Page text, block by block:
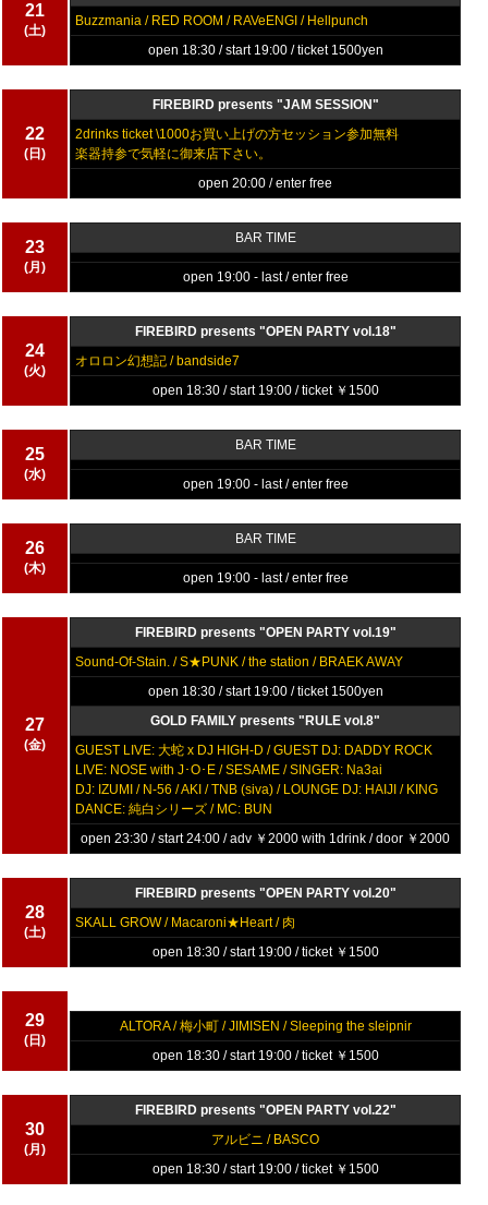
21
(土)
Buzzmania / RED ROOM / RAVeENGI / Hellpunch
open 18:30 / start 19:00 / ticket 1500yen
22
(日)
FIREBIRD presents "JAM SESSION"
2drinks ticket \1000お買い上げの方セッション参加無料
楽器持参で気軽に御来店下さい。
open 20:00 / enter free
23
(月)
BAR TIME
open 19:00 - last / enter free
24
(火)
FIREBIRD presents "OPEN PARTY vol.18"
オロロン幻想記 / bandside7
open 18:30 / start 19:00 / ticket ￥1500
25
(水)
BAR TIME
open 19:00 - last / enter free
26
(木)
BAR TIME
open 19:00 - last / enter free
27
(金)
FIREBIRD presents "OPEN PARTY vol.19"
Sound-Of-Stain. / S★PUNK / the station / BRAEK AWAY
open 18:30 / start 19:00 / ticket 1500yen
GOLD FAMILY presents "RULE vol.8"
GUEST LIVE: 大蛇 x DJ HIGH-D / GUEST DJ: DADDY ROCK
LIVE: NOSE with J･O･E / SESAME / SINGER: Na3ai
DJ: IZUMI / N-56 / AKI / TNB (siva) / LOUNGE DJ: HAIJI / KING
DANCE: 純白シリーズ / MC: BUN
open 23:30 / start 24:00 / adv ￥2000 with 1drink / door ￥2000
28
(土)
FIREBIRD presents "OPEN PARTY vol.20"
SKALL GROW / Macaroni★Heart / 肉
open 18:30 / start 19:00 / ticket ￥1500
29
(日)
ALTORA / 梅小町 / JIMISEN / Sleeping the sleipnir
open 18:30 / start 19:00 / ticket ￥1500
30
(月)
FIREBIRD presents "OPEN PARTY vol.22"
アルビニ / BASCO
open 18:30 / start 19:00 / ticket ￥1500